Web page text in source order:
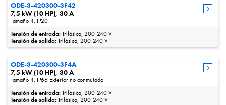
ODE-3-420300-3F42
7,5 kW (10 HP), 30 A
Tamaño 4, IP20
Tensión de entrada:Trifásica, 200‑240 V
Tensión de salida:Trifásica, 200‑240 V
ODE-3-420300-3F4A
7,5 kW (10 HP), 30 A
Tamaño 4, IP66 Exterior no conmutado
Tensión de entrada:Trifásica, 200‑240 V
Tensión de salida:Trifásica, 200‑240 V